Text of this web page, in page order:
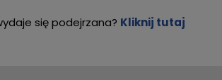
się podejrzana? Kliknij tutaj